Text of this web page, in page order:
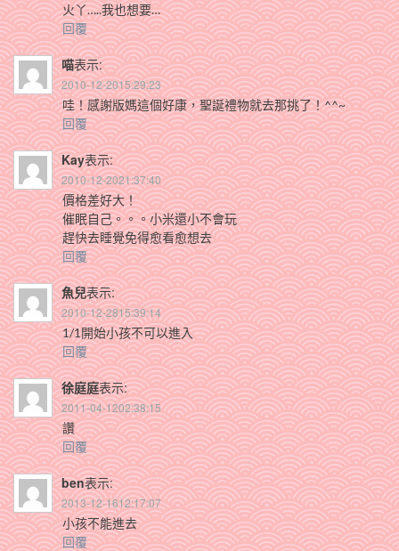
火丫…..我也想要…
回覆
喵表示:
2010-12-2015:29:23
哇！感謝版媽這個好康，聖誕禮物就去那挑了！^^~
回覆
Kay表示:
2010-12-2021:37:40
價格差好大！
催眠自己。。。小米還小不會玩
趕快去睡覺免得愈看愈想去
回覆
魚兒表示:
2010-12-2815:39:14
1/1開始小孩不可以進入
回覆
徐庭庭表示:
2011-04-1202:38:15
讚
回覆
ben表示:
2013-12-1612:17:07
小孩不能進去
回覆